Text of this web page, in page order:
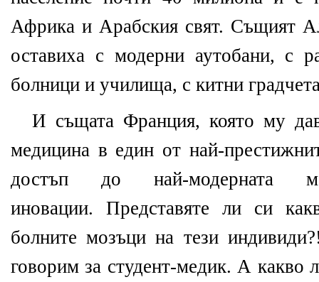
Африка и Арабския свят. Същият
оставиха с модерни аутобани, с
болници и училища, с китни
И същата Франция, която му
медицина в един от най-
достъп до най-модерната
иновации. Представяте ли си
болните мозъци на тези
говорим за студент-медик. А какво